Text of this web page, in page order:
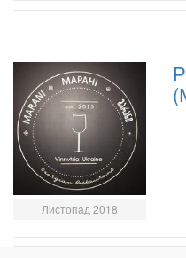
Листопад 2018